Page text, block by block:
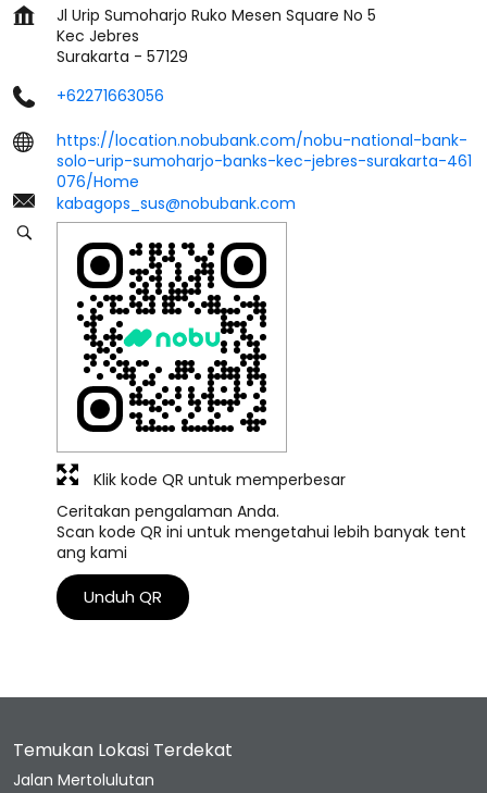
Jl Urip Sumoharjo Ruko Mesen Square No 5
Kec Jebres
Surakarta - 57129
+62271663056
https://location.nobubank.com/nobu-national-bank-
solo-urip-sumoharjo-banks-kec-jebres-surakarta-461
076/Home
kabagops_sus@nobubank.com
Ceritakan pengalaman Anda.
Scan kode QR ini untuk mengetahui lebih banyak tent
ang kami
Unduh QR
Klik kode QR untuk memperbesar
Temukan Lokasi Terdekat
Jalan Mertolulutan